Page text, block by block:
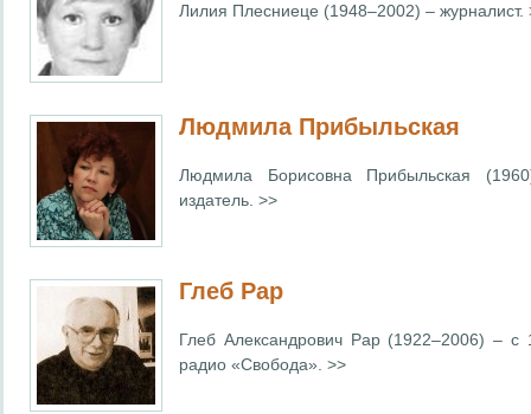
Лилия Плесниеце (1948–2002) – журналист.
Людмила Прибыльская
Людмила Борисовна Прибыльская
издатель. >>
Глеб Рар
Глеб Александрович Рар (1922–2006) –
радио «Свобода». >>